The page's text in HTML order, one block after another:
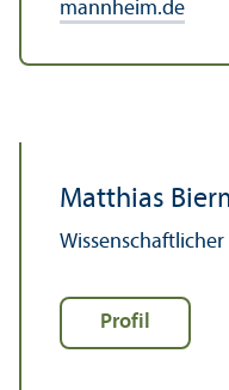
mannheim.de
Matthias
Profil